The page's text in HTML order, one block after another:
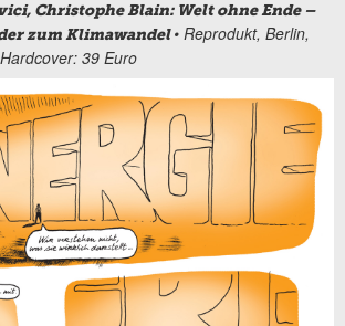
Christophe Blain: Welt ohne Ende –
zum Klimawandel• Reprodukt, Berlin,
39 Euro